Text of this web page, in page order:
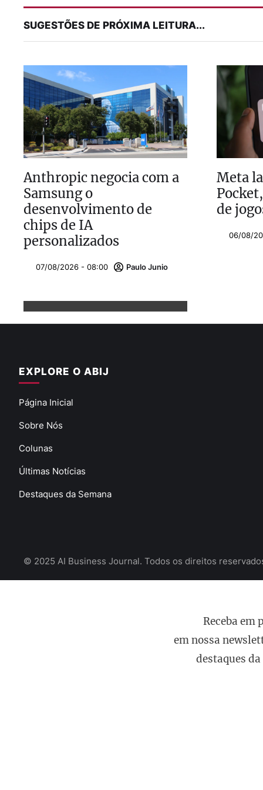
SUGESTÕES DE PRÓXIMA LEITURA...
Anthropic negocia com a
Samsung o
desenvolvimento de
chips de IA
personalizados
07/08/2026 - 08:00 Paulo Junio
Meta
de
06/08/
EXPLORE O ABIJ
Página Inicial
Sobre Nós
Colunas
Últimas Notícias
Destaques da Semana
© 2025 AI Business Journal. Todos os direitos
Receba
em nossa
destaques